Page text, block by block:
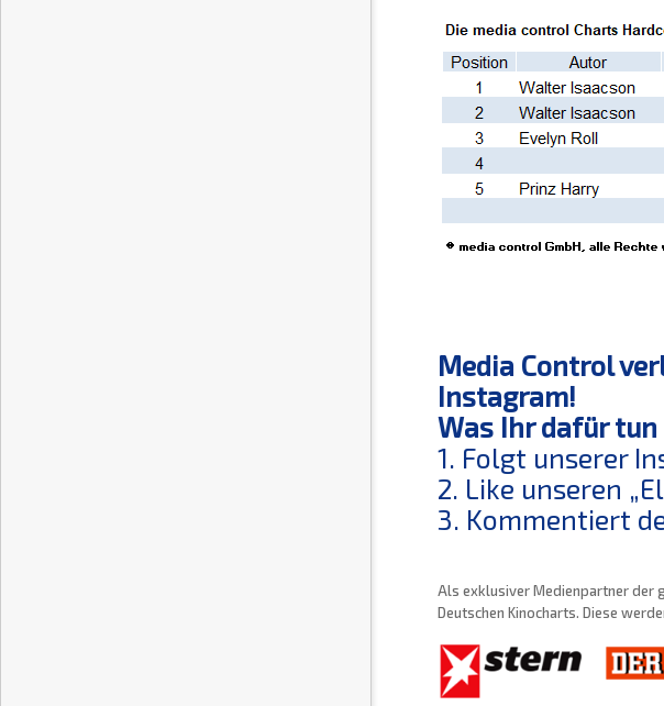
Media Control
Instagram!
Was Ihr dafür
1. Folgt unserer
2. Like unseren
3. Kommentiert
Als exklusiver Medienpartner der
Deutschen Kinocharts. Diese